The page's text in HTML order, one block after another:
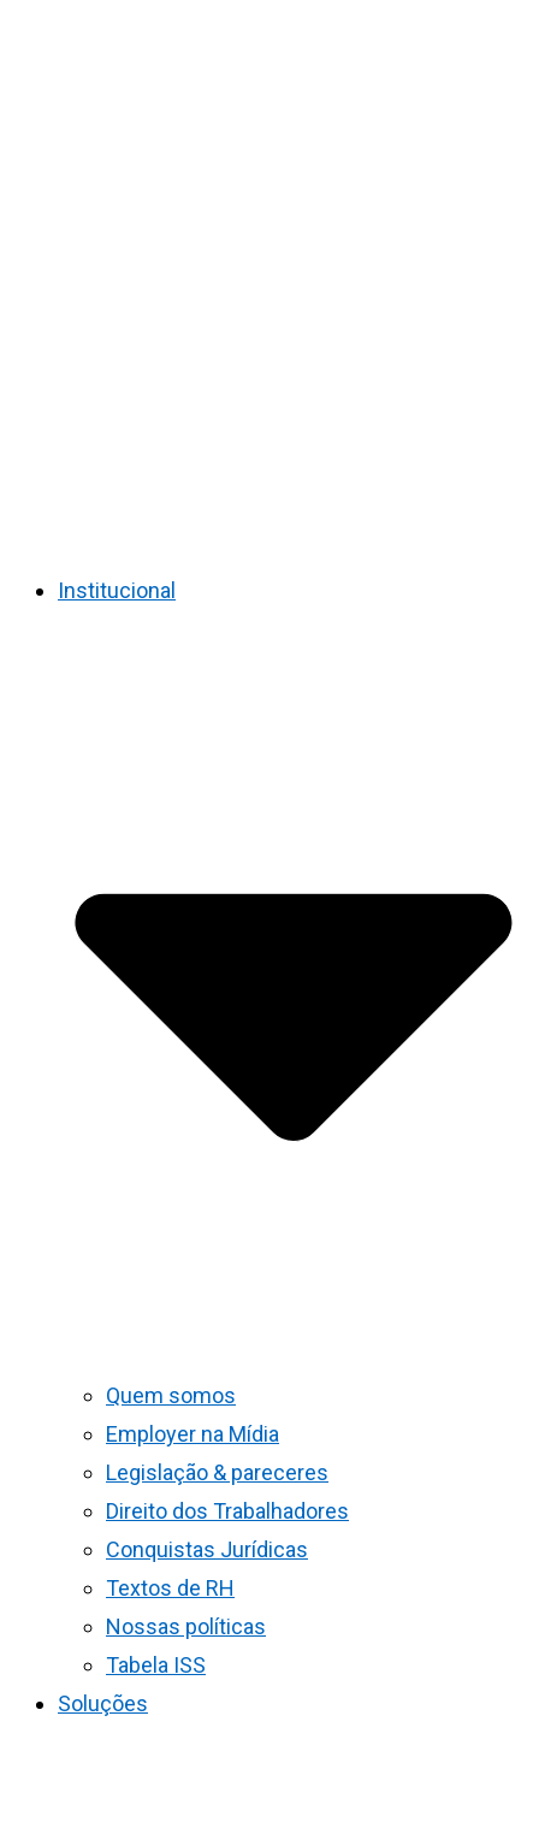
Institucional
Quem somos
Employer na Mídia
Legislação & pareceres
Direito dos Trabalhadores
Conquistas Jurídicas
Textos de RH
Nossas políticas
Tabela ISS
Soluções